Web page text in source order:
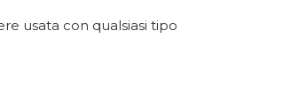
usata con qualsiasi tipo